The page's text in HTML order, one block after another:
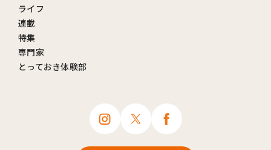
ライフ
連載
特集
専門家
とっておき体験部